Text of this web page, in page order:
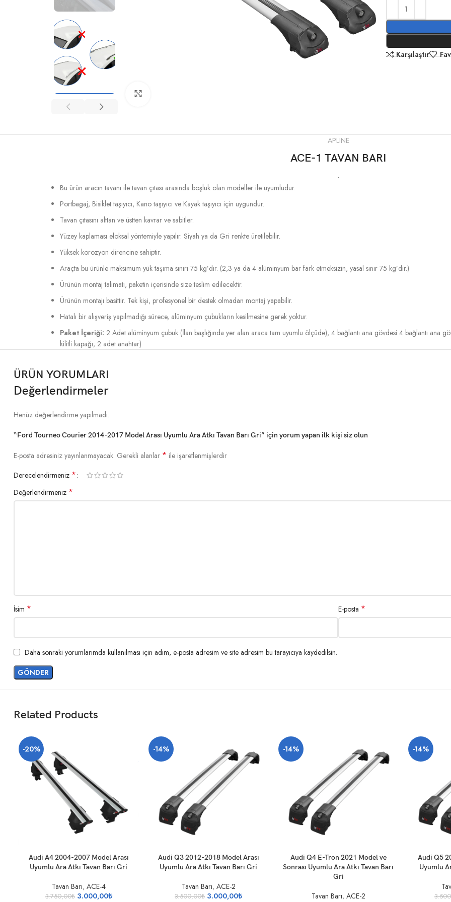
Karşılaştır
APLINE
ACE-1 TAVAN BARI
-
Bu ürün aracın tavanı ile tavan çıtası arasında boşluk olan modeller ile uyumludur.
Portbagaj, Bisiklet taşıyıcı, Kano taşıyıcı ve Kayak taşıyıcı için uygundur.
Tavan çıtasını alttan ve üstten kavrar ve sabitler.
Yüzey kaplaması eloksal yöntemiyle yapılır. Siyah ya da Gri renkte üretilebilir.
Yüksek korozyon direncine sahiptir.
Araçta bu ürünle maksimum yük taşıma sınırı 75 kg’dır. (2,3 ya da 4 alüminyum bar fark etmeksizin, yasal sınır 75 kg’dır.)
Ürünün montaj talimatı, paketin içerisinde size teslim edilecektir.
Ürünün montajı basittir. Tek kişi, profesyonel bir destek olmadan montaj yapabilir.
Hatalı bir alışveriş yapılmadığı sürece, alüminyum çubukların kesilmesine gerek yoktur.
Paket İçeriği: 2 Adet alüminyum çubuk (İlan başlığında yer alan araca tam uyumlu ölçüde), 4 bağlantı ana gövdesi 4 bağlantı ana
kilitli kapağı, 2 adet anahtar)
ÜRÜN YORUMLARI
Değerlendirmeler
Henüz değerlendirme yapılmadı.
“Ford Tourneo Courier 2014-2017 Model Arası Uyumlu Ara Atkı Tavan Barı Gri” için yorum yapan ilk kişi siz olun
E-posta adresiniz yayınlanmayacak. Gerekli alanlar * ile işaretlenmişlerdir
Derecelendirmeniz *
Değerlendirmeniz *
İsim * E-posta *
Daha sonraki yorumlarımda kullanılması için adım, e-posta adresim ve site adresim bu tarayıcıya kaydedilsin.
Related Products
-20%
SEPETE EKLE
Audi A4 2004-2007 Model Arası
Uyumlu Ara Atkı Tavan Barı Gri
Tavan Barı, ACE-4
3.750,00₺ 3.000,00₺
-14%
SEPETE EKLE
Audi Q3 2012-2018 Model Arası
Uyumlu Ara Atkı Tavan Barı Gri
Tavan Barı, ACE-2
3.500,00₺ 3.000,00₺
-14%
SEPETE EKLE
Audi Q4 E-Tron 2021 Model ve
Sonrası Uyumlu Ara Atkı Tavan Barı
Gri
Tavan Barı, ACE-2
-14%
SEPETE EKLE
Audi Q5
Uyumlu